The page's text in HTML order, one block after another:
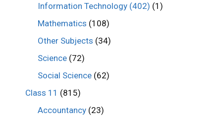
Information Technology (402) (1)
Mathematics (108)
Other Subjects (34)
Science (72)
Social Science (62)
Class 11 (815)
Accountancy (23)